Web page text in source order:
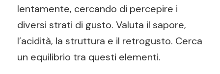
lentamente, cercando di percepire i
diversi strati di gusto. Valuta il sapore,
l’acidità, la struttura e il retrogusto. Cerca
un equilibrio tra questi elementi.